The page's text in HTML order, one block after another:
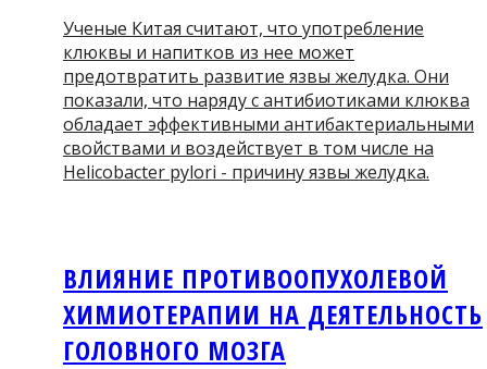
Ученые Китая считают, что употребление
клюквы и напитков из нее может
предотвратить развитие язвы желудка. Они
показали, что наряду с антибиотиками клюква
обладает эффективными антибактериальными
свойствами и воздействует в том числе на
Helicobacter pylori - причину язвы желудка.
ВЛИЯНИЕ ПРОТИВООПУХОЛЕВОЙ
ХИМИОТЕРАПИИ НА ДЕЯТЕЛЬНОСТЬ
ГОЛОВНОГО МОЗГА